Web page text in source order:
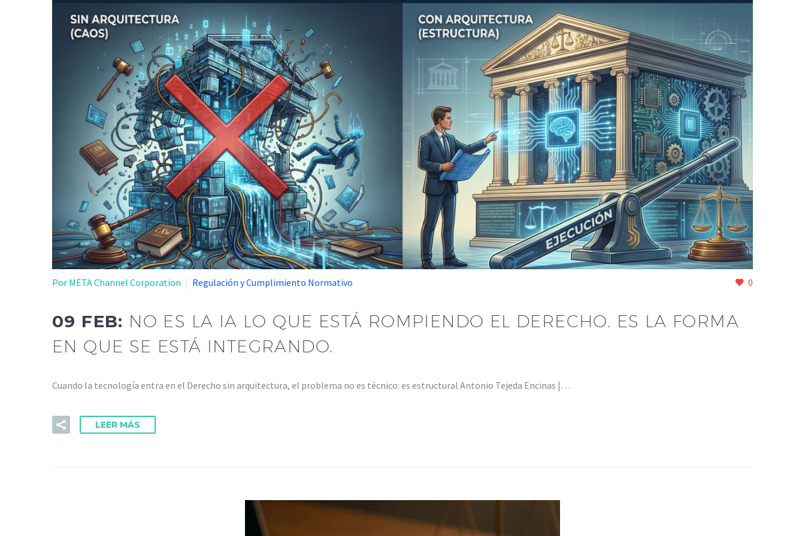
0
Por META Channel Corporation Regulación y Cumplimiento Normativo
09 FEB: NO ES LA IA LO QUE ESTÁ ROMPIENDO EL DERECHO. ES LA FORMA
EN QUE SE ESTÁ INTEGRANDO.
Cuando la tecnología entra en el Derecho sin arquitectura, el problema no es técnico: es estructural Antonio Tejeda Encinas |…
LEER MÁS